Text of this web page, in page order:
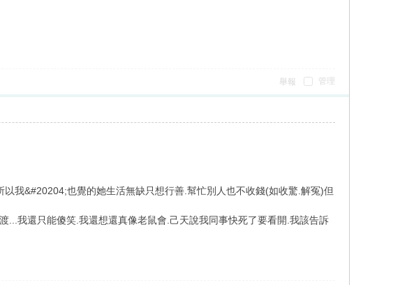
管理
舉報
我&#20204;也覺的她生活無缺只想行善.幫忙別人也不收錢(如收驚.解冤)但
...我還只能傻笑.我還想還真像老鼠會.己天說我同事快死了要看開.我該告訴